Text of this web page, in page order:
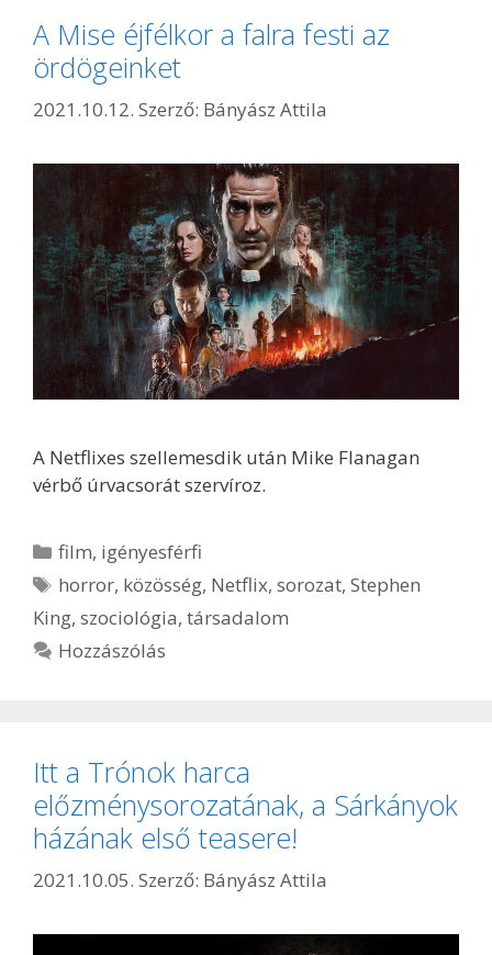
A Mise éjfélkor a falra festi az
ördögeinket
2021.10.12. Szerző: Bányász Attila
A Netflixes szellemesdik után Mike Flanagan
vérbő úrvacsorát szervíroz.
Kategória
film, igényesférfi
Címkék
horror, közösség, Netflix,sorozat,Stephen
King, szociológia, társadalom
Hozzászólás
Itt a Trónok harca
előzménysorozatának, a Sárkányok
házának első teasere!
2021.10.05. Szerző: Bányász Attila